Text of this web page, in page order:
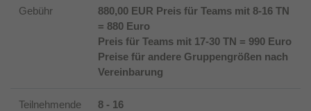
Gebühr
880,00 EUR Preis für Teams mit 8-16 TN
= 880 Euro
Preis für Teams mit 17-30 TN = 990 Euro
Preise für andere Gruppengrößen nach
Vereinbarung
Teilnehmende 8 - 16